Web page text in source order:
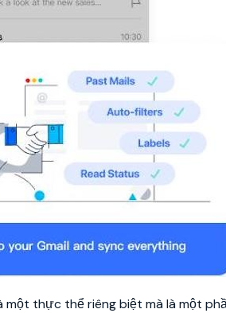
một thực thể riêng biệt mà là một